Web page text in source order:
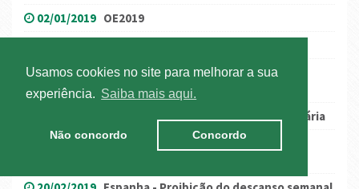
Usamos cookies no site para melhorar a sua
experiência.
Saiba mais aqui.
Não concordo Concordo
02/01/2019 OE2019
22/05/2018 Espanha: novo regulamento de
acondicionamento da mercadoria
Mecanismo Único de Resolução Bancária
10/01/2017 Atualização das tarifas a cobrar nos